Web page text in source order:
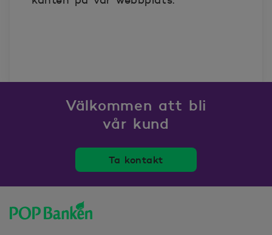
Välkommen att bli
vår kund
Ta kontakt